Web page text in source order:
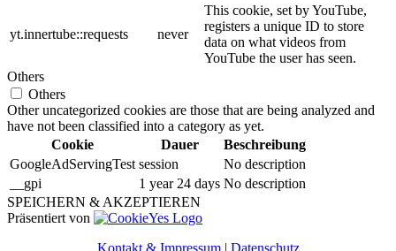
yt.innertube::requests never
This cookie, set by YouTube,
registers a unique ID to store
data on what videos from
YouTube the user has seen.
Others
Others
Other uncategorized cookies are those that are being analyzed and
have not been classified into a category as yet.
Cookie
Dauer
Beschreibung
GoogleAdServingTest session
No description
__gpi
1 year 24 days No description
SPEICHERN & AKZEPTIEREN
Präsentiert von